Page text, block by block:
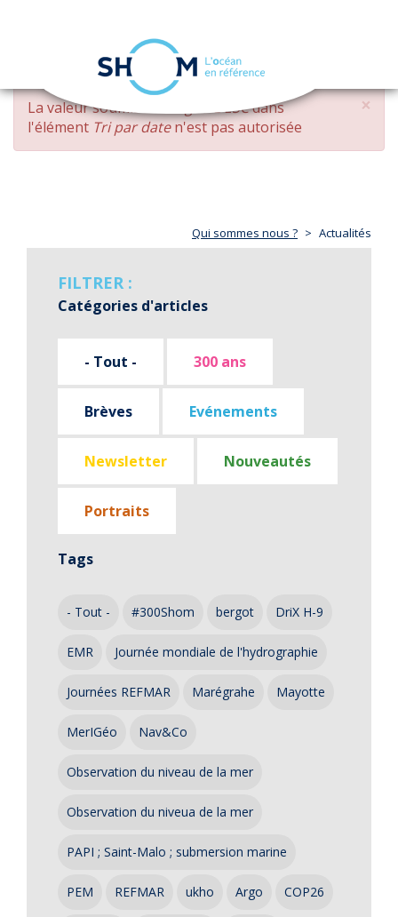
Aller
contenu
principal
navigation
×
MESSAGE
D'ERREUR
La valeur soumise changed DESCdans
l'élément Tri par daten'est pas autorisée
Qui sommes nous ? Actualités
FILTRER :
Catégories d'articles
- Tout - 300 ans
Brèves Evénements
Newsletter Nouveautés
Portraits
Tags
- Tout - #300Shom bergot DriX H-9
EMR Journée mondiale de l'hydrographie
Journées REFMAR Marégrahe Mayotte
MerIGéo Nav&Co
Observation du niveau de la mer
Observation du niveua de la mer
PAPI ; Saint-Malo ; submersion marine
PEM REFMAR ukho Argo COP26